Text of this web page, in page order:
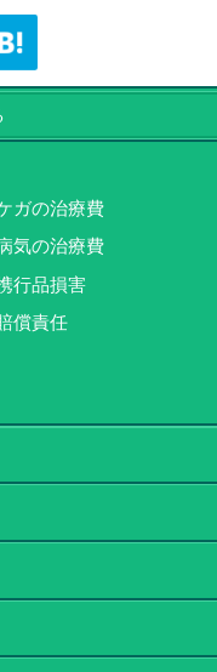
ガの治療費
気の治療費
行品損害
償責任